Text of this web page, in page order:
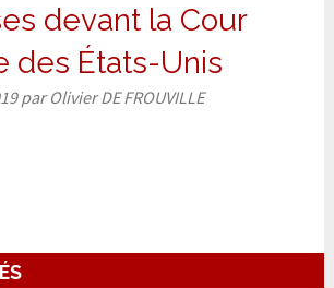
devant la Cour
des États-Unis
par Olivier DE FROUVILLE